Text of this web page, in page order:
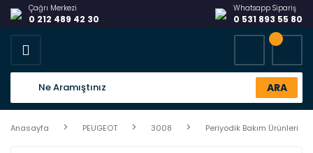
Çağrı Merkezi
0 212 489 42 30
Whatsapp Sipariş
0 531 893 55 80
ARA
Anasayfa PEUGEOT 3008 Periyodik Bakım Ürünleri